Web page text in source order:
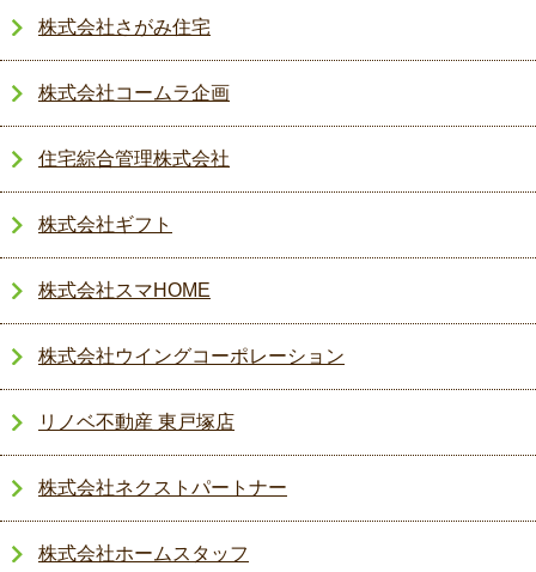
株式会社さがみ住宅
株式会社コームラ企画
住宅綜合管理株式会社
株式会社ギフト
株式会社スマHOME
株式会社ウイングコーポレーション
リノベ不動産 東戸塚店
株式会社ネクストパートナー
株式会社ホームスタッフ